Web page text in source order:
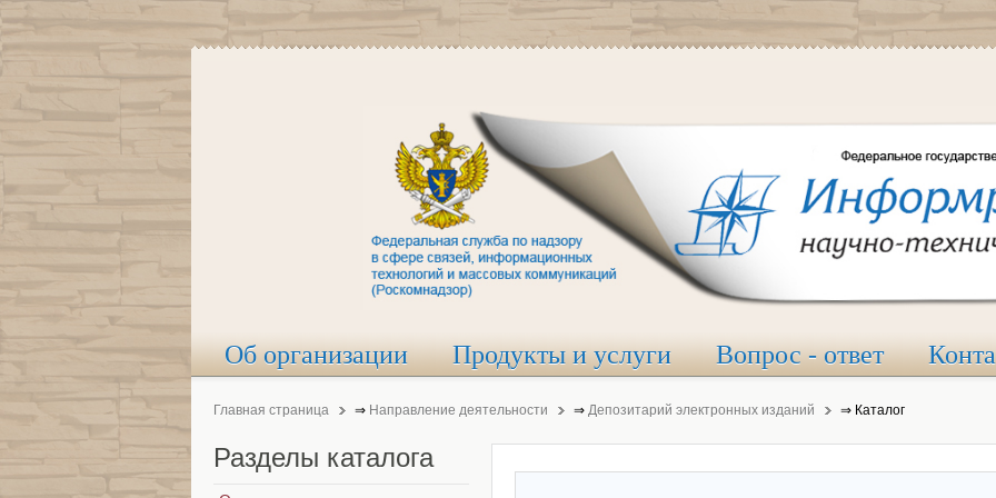
Об организации Продукты и услуги Вопрос - ответ
Главная страница ⇒ Направление деятельности ⇒ Депозитарий электронных изданий ⇒ Каталог
Разделы каталога